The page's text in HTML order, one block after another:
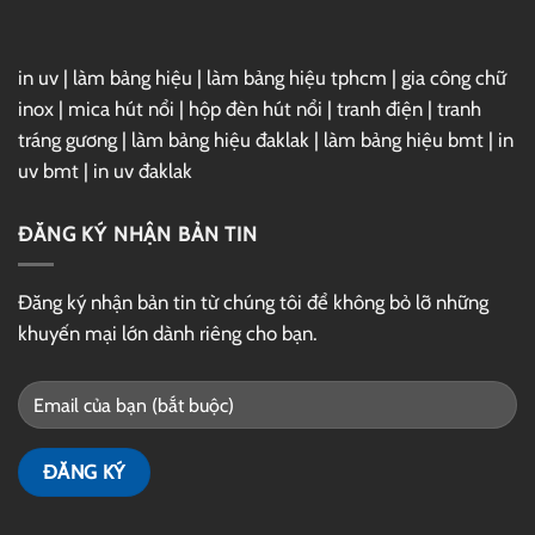
in uv | làm bảng hiệu | làm bảng hiệu tphcm | gia công chữ
inox | mica hút nổi | hộp đèn hút nổi | tranh điện | tranh
tráng gương | làm bảng hiệu đaklak | làm bảng hiệu bmt | in
uv bmt | in uv đaklak
ĐĂNG KÝ NHẬN BẢN TIN
Đăng ký nhận bản tin từ chúng tôi để không bỏ lỡ những
khuyến mại lớn dành riêng cho bạn.